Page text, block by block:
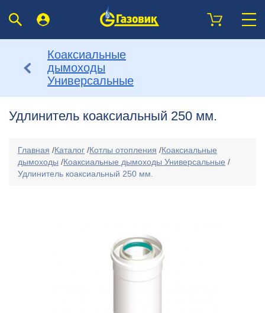
Коаксиальные
дымоходы
Универсальные
Удлинитель коаксиальный 250 мм.
Главная /Каталог /Котлы отопления /Коаксиальные
дымоходы /Коаксиальные дымоходы Универсальные /
Удлинитель коаксиальный 250 мм.